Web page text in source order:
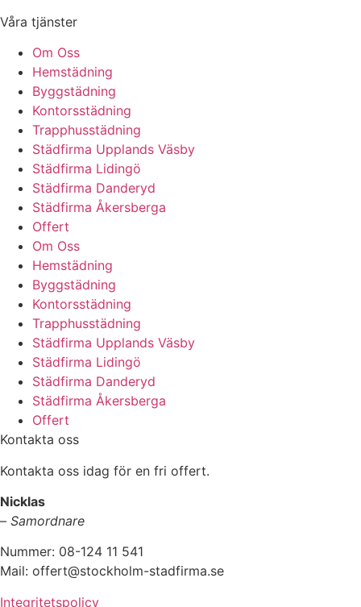
Våra tjänster
Om Oss
Hemstädning
Byggstädning
Kontorsstädning
Trapphusstädning
Städfirma Upplands Väsby
Städfirma Lidingö
Städfirma Danderyd
Städfirma Åkersberga
Offert
Om Oss
Hemstädning
Byggstädning
Kontorsstädning
Trapphusstädning
Städfirma Upplands Väsby
Städfirma Lidingö
Städfirma Danderyd
Städfirma Åkersberga
Offert
Kontakta oss
Kontakta oss idag för en fri offert.
Nicklas
– Samordnare
Nummer: 08-124 11 541
Mail: offert@stockholm-stadfirma.se
Integritetspolicy